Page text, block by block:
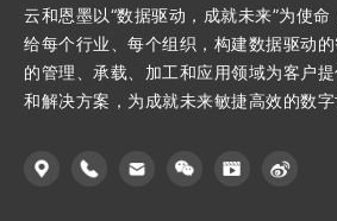
云和恩墨以“数据驱动，成就未来”为使
给每个行业、每个组织，构建数据驱动
的管理、承载、加工和应用领域为客户
和解决方案，为成就未来敏捷高效的数字